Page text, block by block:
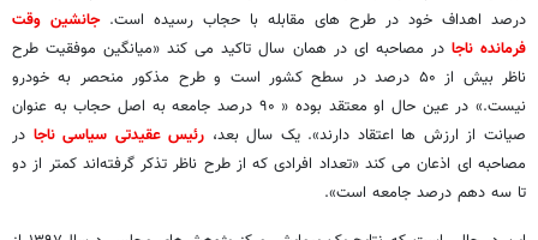
درصد اهداف خود در طرح های مقابله با حجاب رسیده است.جانشین وقت
فرمانده ناجا در مصاحبه ای در همان سال تاکید می کند «میانگین موفقیت طرح
ناظر بیش از ۵۰ درصد در سطح کشور است و طرح مذکور منحصر به خودرو
نیست.» در عین حال او معتقد بوده « ۹۰ درصد جامعه به اصل حجاب به عنوان
صیانت از ارزش ها اعتقاد دارند». یک سال بعد، رئیس عقیدتی سیاسی ناجا در
مصاحبه ای اذعان می کند «تعداد افرادی که از طرح ناظر تذکر گرفته‌اند کمتر از دو
تا سه دهم درصد جامعه است».